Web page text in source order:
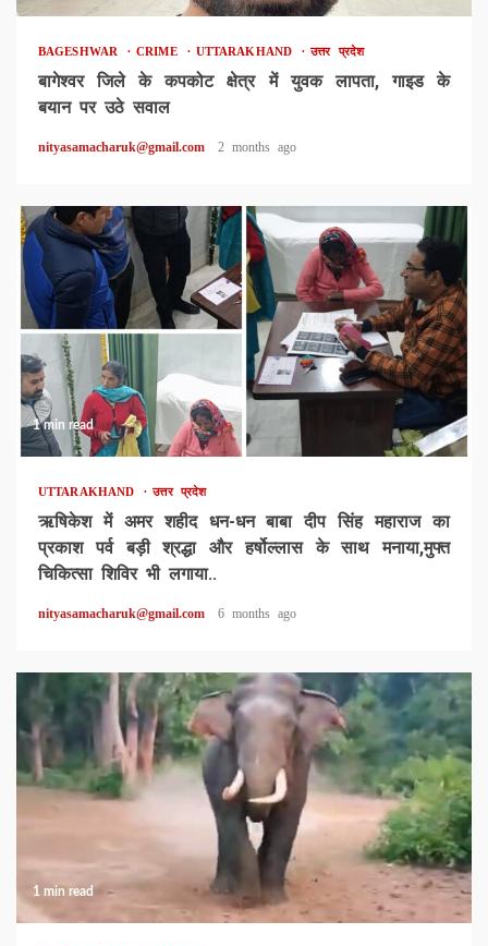
BAGESHWAR CRIME UTTARAKHAND उत्तर प्रदेश
बागेश्वर जिले के कपकोट क्षेत्र में युवक लापता, गाइड के
बयान पर उठे सवाल
nityasamacharuk@gmail.com 2 months ago
1 min read
UTTARAKHAND उत्तर प्रदेश
ऋषिकेश में अमर शहीद धन-धन बाबा दीप सिंह महाराज का
प्रकाश पर्व बड़ी श्रद्धा और हर्षोल्लास के साथ मनाया,मुफ्त
चिकित्सा शिविर भी लगाया..
nityasamacharuk@gmail.com 6 months ago
1 min read